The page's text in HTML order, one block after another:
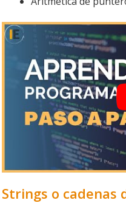
Strings o cadenas